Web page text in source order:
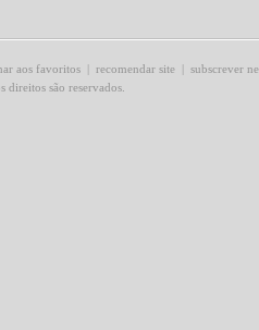
aos favoritos | recomendar site | subscrever
são reservados.